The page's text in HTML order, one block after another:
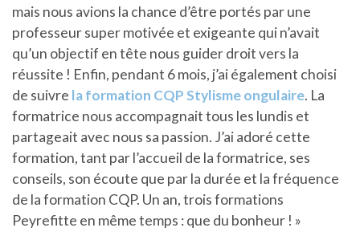
mais nous avions la chance d’être portés par une
professeur super motivée et exigeante qui n’avait
qu’un objectif en tête nous guider droit vers la
réussite ! Enfin, pendant 6 mois, j’ai également choisi
de suivre la formation CQP Stylisme ongulaire. La
formatrice nous accompagnait tous les lundis et
partageait avec nous sa passion. J’ai adoré cette
formation, tant par l’accueil de la formatrice, ses
conseils, son écoute que par la durée et la fréquence
de la formation CQP. Un an, trois formations
Peyrefitte en même temps : que du bonheur ! »